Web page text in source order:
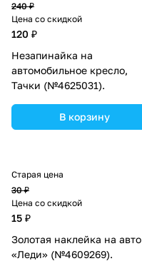
240 ₽
Цена со скидкой
120 ₽
Незапинайка на
автомобильное кресло,
Тачки (№4625031).
В корзину
Старая цена
30 ₽
Цена со скидкой
15 ₽
Золотая наклейка на авто
«Леди» (№4609269).